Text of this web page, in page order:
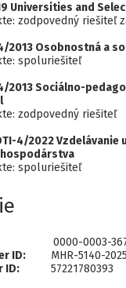
Universities and
zodpovedný riešiteľ
2013 Osobnostná a
spoluriešiteľ
2013 Sociálno-
zodpovedný riešiteľ
4/2022
spoluriešiteľ
0003-
ID:MHR-5140-2025
ID:57221780393